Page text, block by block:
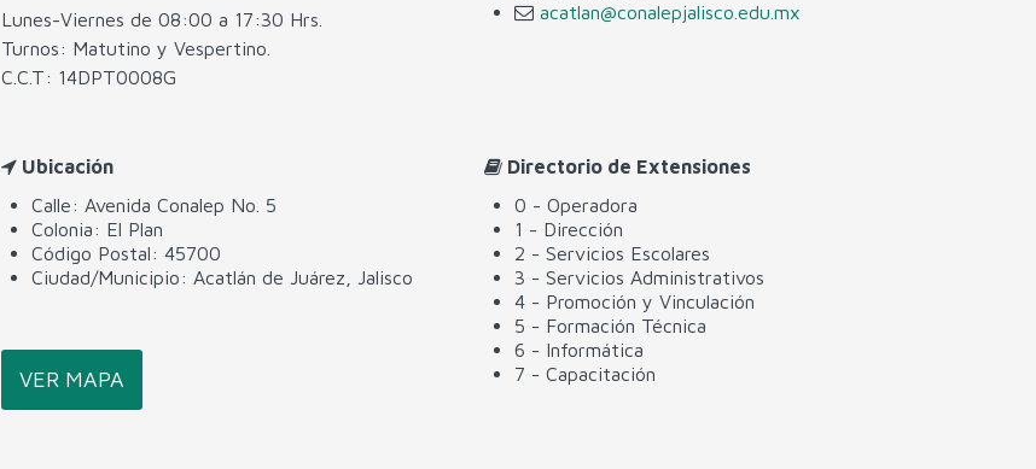
Lunes-Viernes de 08:00 a 17:30 Hrs.
Turnos: Matutino y Vespertino.
C.C.T: 14DPT0008G
acatlan@conalepjalisco.edu.mx
Ubicación
Calle: Avenida Conalep No. 5
Colonia: El Plan
Código Postal: 45700
Ciudad/Municipio: Acatlán de Juárez, Jalisco
VER MAPA
Directorio de Extensiones
0 - Operadora
1 - Dirección
2 - Servicios Escolares
3 - Servicios Administrativos
4 - Promoción y Vinculación
5 - Formación Técnica
6 - Informática
7 - Capacitación